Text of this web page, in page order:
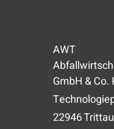
AWT
GmbH & Co.
22946 Trittau